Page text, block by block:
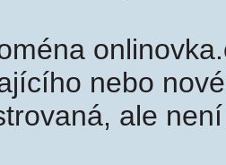
nebo
ale